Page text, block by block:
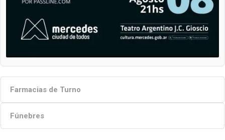
Farmacias de Turno
Fúnebres